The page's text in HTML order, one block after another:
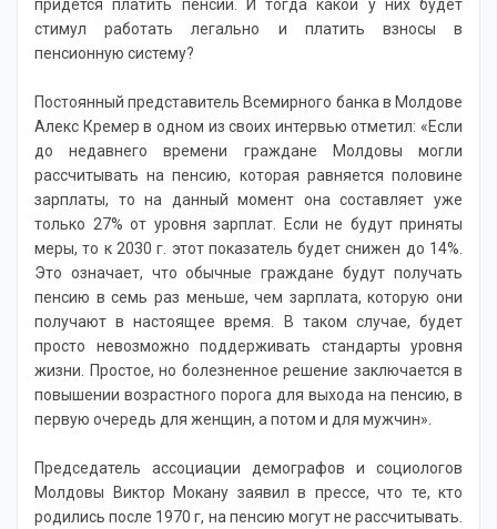
придется платить пенсии. И тогда какой у них будет
стимул работать легально и платить взносы в
пенсионную систему?
Постоянный представитель Всемирного банка в Молдове
Алекс Кремер в одном из своих интервью отметил: «Если
до недавнего времени граждане Молдовы могли
рассчитывать на пенсию, которая равняется половине
зарплаты, то на данный момент она составляет уже
только 27% от уровня зарплат. Если не будут приняты
меры, то к 2030 г. этот показатель будет снижен до 14%.
Это означает, что обычные граждане будут получать
пенсию в семь раз меньше, чем зарплата, которую они
получают в настоящее время. В таком случае, будет
просто невозможно поддерживать стандарты уровня
жизни. Простое, но болезненное решение заключается в
повышении возрастного порога для выхода на пенсию, в
первую очередь для женщин, а потом и для мужчин».
Председатель ассоциации демографов и социологов
Молдовы Виктор Мокану заявил в прессе, что те, кто
родились после 1970 г, на пенсию могут не рассчитывать.